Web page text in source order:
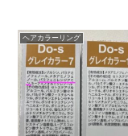
ヘアカラーリング